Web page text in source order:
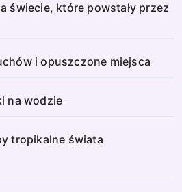
świecie, które powstały przez
i opuszczone miejsca
na wodzie
tropikalne świata